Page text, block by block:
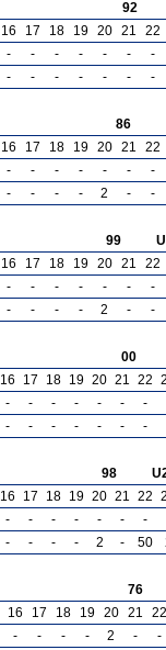
92
16 17 18 19 20 21
22
- - - - - -
-
- - - - - - -
86
16 17 18 19 20 21
22
- - - - - -
-
- - - - 2 - -
99
16 17 18 19 20 21
22
- - - - - -
-
- - - - 2 - -
00
16 17 18 19 20 21 22
- - - - - -
-
- - - - - - -
98
16 17 18 19 20 21 22
- - - - - -
-
- - - - 2 - 50
76
16 17 18 19 20 21
22
- - - - 2 -
-